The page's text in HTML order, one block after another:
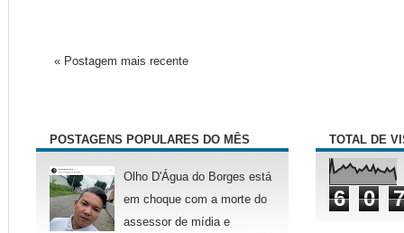
« Postagem mais recente
POSTAGENS POPULARES DO MÊS
Olho D'Água do Borges está
em choque com a morte do
assessor de mídia e
TOTAL DE
6 0 7